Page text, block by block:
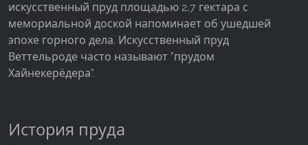
искусственный пруд площадью 2,7 гектара с
мемориальной доской напоминает об ушедшей
эпохе горного дела. Искусственный пруд
Веттельроде часто называют "прудом
Хайнекерёдера".
История пруда
Cookie duration:
3 месяца - 1 год
понять, как наши посетители используют наш